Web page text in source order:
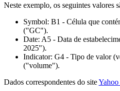
Neste exemplo, os seguintes valores
Symbol: B1 - Célula que
("GC").
Date: A5 - Data de
2025").
Indicator: G4 - Tipo de valor
("volume").
Dados correspondentes do site